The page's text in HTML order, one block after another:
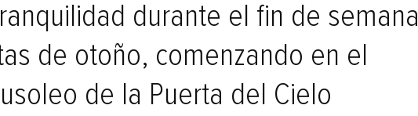
durante el fin de semana
de otoño, comenzando en el
de la Puerta del Cielo